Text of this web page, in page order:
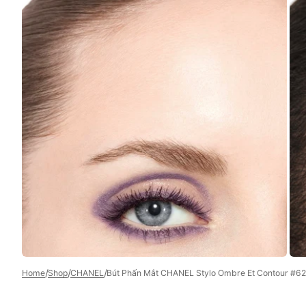
media
5
in
gallery
view
Home/Shop/CHANEL/Bút Phấn Mắt CHANEL Stylo Ombre Et Contour